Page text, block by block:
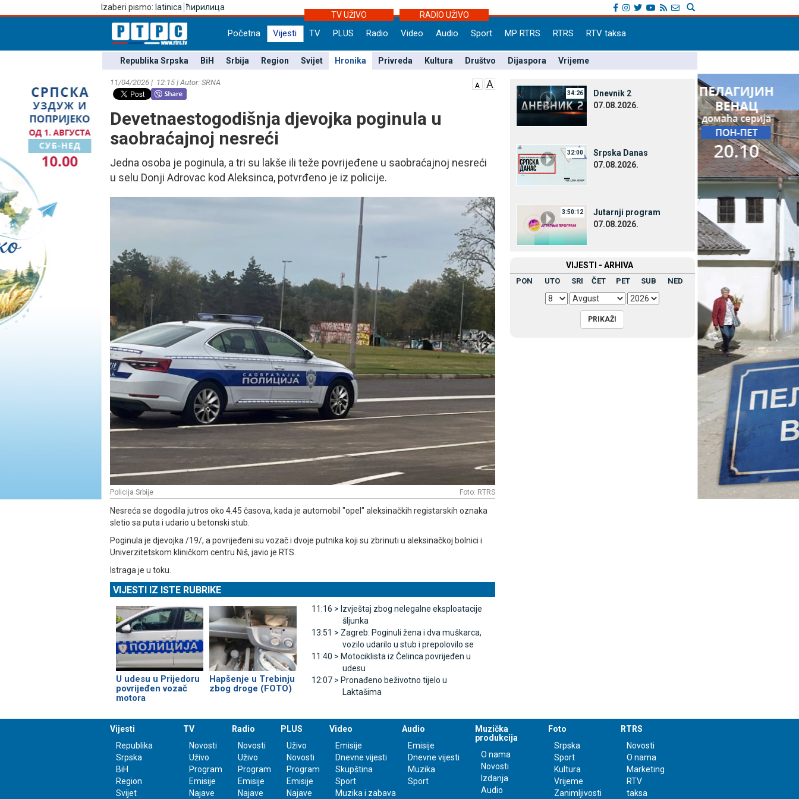
Izaberi pismo: latinica ћирилица
TV UŽIVO
RADIO UŽIVO
Početna Vijesti TV PLUS Radio Video Audio Sport MP RTRS RTRS RTV taksa
Republika Srpska BiH Srbija Region Svijet Hronika Privreda Kultura Društvo Dijaspora Vrijeme
11/04/2026 | 12:15 | Autor: SRNA
Devetnaestogodišnja djevojka poginula u
saobraćajnoj nesreći
Јedna osoba je poginula, a tri su lakše ili teže povrijeđene u saobraćajnoj nesreći
u selu Donji Adrovac kod Aleksinca, potvrđeno je iz policije.
Policija Srbije Foto: RTRS
Nesreća se dogodila jutros oko 4.45 časova, kada je automobil "opel" aleksinačkih registarskih oznaka
sletio sa puta i udario u betonski stub.
Poginula je djevojka /19/, a povrijeđeni su vozač i dvoje putnika koji su zbrinuti u aleksinačkoj bolnici i
Univerzitetskom kliničkom centru Niš, javio je RTS.
Istraga je u toku.
VIJESTI IZ ISTE RUBRIKE
U udesu u Prijedoru
povrijeđen vozač
motora
Hapšenje u Trebinju
zbog droge (FOTO)
11:16 > Izvještaj zbog nelegalne eksploatacije
šljunka
13:51 > Zagreb: Poginuli žena i dva muškarca,
vozilo udarilo u stub i prepolovilo se
11:40 > Motociklista iz Čelinca povrijeđen u
udesu
12:07 > Pronađeno beživotno tijelo u
Laktašima
34:26
Dnevnik 2
07.08.2026.
32:00
Srpska Danas
07.08.2026.
3:50:12
Јutarnji program
07.08.2026.
VIЈESTI - ARHIVA
PON UTO SRI ČET PET SUB NED
Vijesti
Republika
Srpska
BiH
Region
Svijet
TV
Novosti
Uživo
Program
Emisije
Najave
Radio
Novosti
Uživo
Program
Emisije
Najave
PLUS
Uživo
Novosti
Program
Emisije
Najave
Video
Emisije
Dnevne vijesti
Skupština
Sport
Muzika i zabava
Audio
Emisije
Dnevne vijesti
Muzika
Sport
Muzička
produkcija
O nama
Novosti
Izdanja
Audio
Foto
Srpska
Sport
Kultura
Vrijeme
Zanimljivosti
RTRS
Novosti
O nama
Marketing
RTV
taksa